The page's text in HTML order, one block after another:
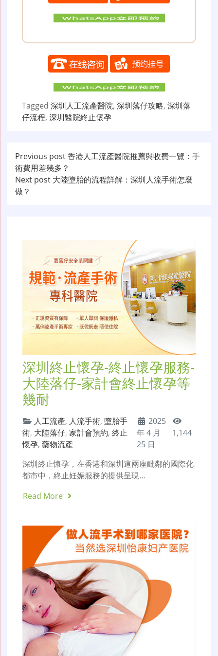
Tagged 深圳人工流產醫院, 深圳落仔攻略, 深圳落
仔流程, 深圳醫院終止懷孕
文
章
导
Previous post香港人工流產醫院推薦與收費一覽：手
術費用差幾多？
Next post 大陸墮胎的流程詳解：深圳人流手術怎麼
做？
深圳終止懷孕-終止懷孕服務-
大陸落仔-家計會終止懷孕等
幾耐
人工流產, 人流手術, 墮胎手
術, 大陸落仔, 家計會預約, 終止
懷孕, 藥物流產
2025
年 4 月
25 日
1,144
深圳終止懷孕，在香港和深圳這兩座毗鄰的國際化
都市中，終止妊娠服務的提供呈現…
Read More